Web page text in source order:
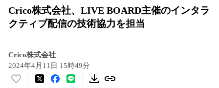
Crico株式会社、LIVE BOARD主催のインタラ
クティブ配信の技術協力を担当
Crico株式会社
2024年4月11日 15時49分
い